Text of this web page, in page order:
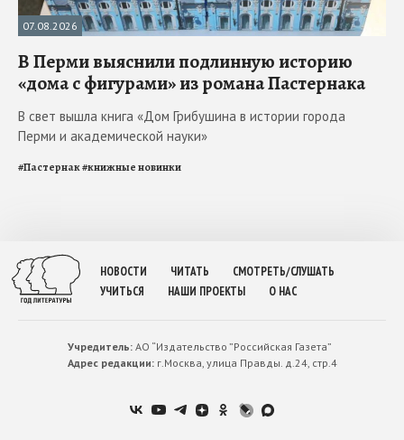
07.08.2026
В Перми выяснили подлинную историю
«дома с фигурами» из романа Пастернака
В свет вышла книга «Дом Грибушина в истории города
Перми и академической науки»
#Пастернак#книжные новинки
НОВОСТИ ЧИТАТЬ
СМОТРЕТЬ/СЛУШАТЬ
УЧИТЬСЯ
НАШИ ПРОЕКТЫ О НАС
Учредитель:АО “Издательство ”Российская Газета”
Адрес редакции:г.Москва, улица Правды. д.24, стр.4